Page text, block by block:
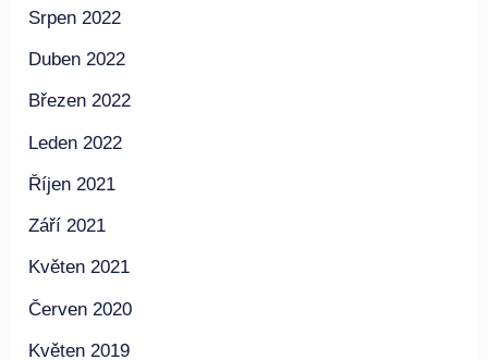
Srpen 2022
Duben 2022
Březen 2022
Leden 2022
Říjen 2021
Září 2021
Květen 2021
Červen 2020
Květen 2019